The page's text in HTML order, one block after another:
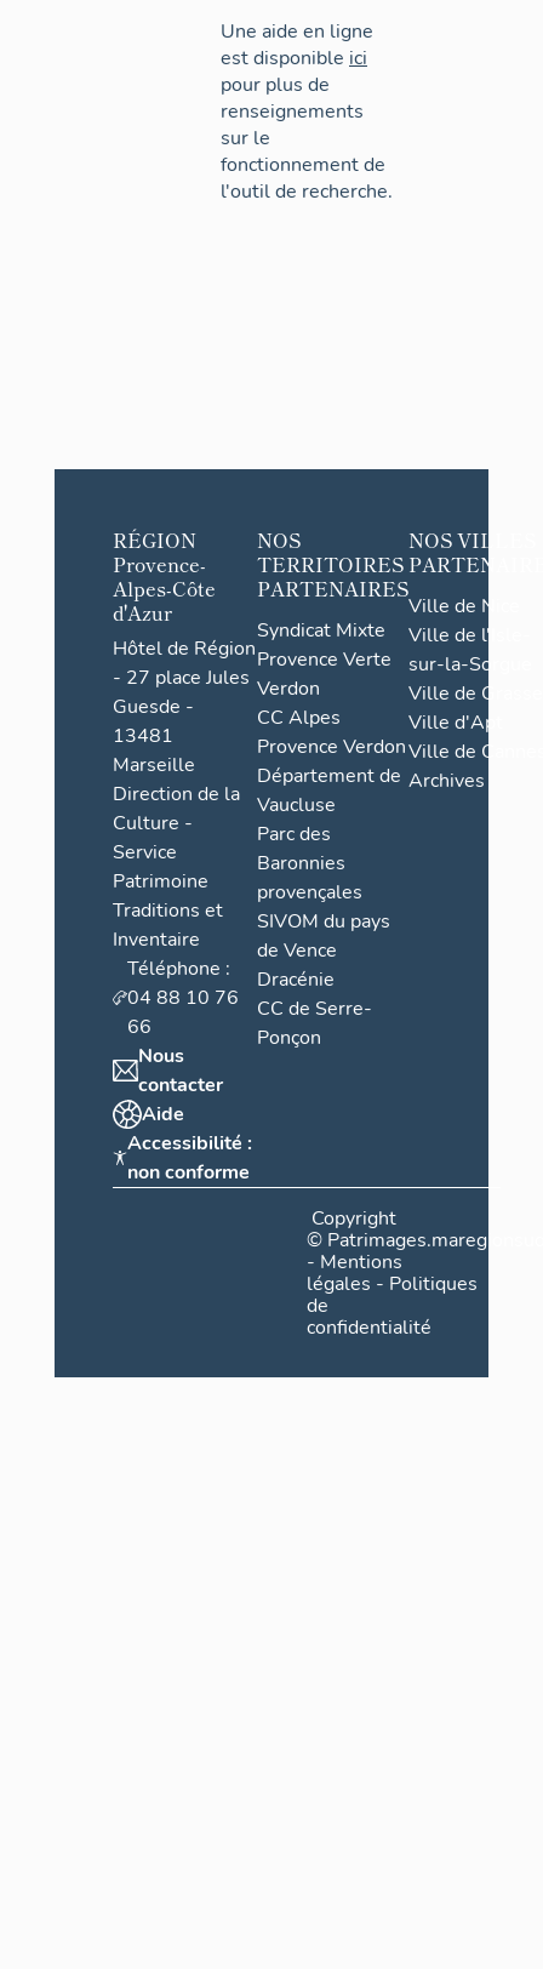
Une aide en ligne
est disponible ici
pour plus de
renseignements
sur le
fonctionnement de
l'outil de recherche.
RÉGION
Provence-
Alpes-Côte
d'Azur
Hôtel de Région
- 27 place Jules
Guesde -
13481
Marseille
Direction de la
Culture -
Service
Patrimoine
Traditions et
Inventaire
Téléphone :
04 88 10 76
66
Nous
contacter
Aide
Accessibilité :
non conforme
NOS
TERRITOIRES
PARTENAIRES
Syndicat Mixte
Provence Verte
Verdon
CC Alpes
Provence Verdon
Département de
Vaucluse
Parc des
Baronnies
provençales
SIVOM du pays
de Vence
Dracénie
CC de Serre-
Ponçon
NOS VILLES
Ville de Nice
Ville de l'Isle-
sur-la-Sorgue
Ville de Grasse
Ville d'Apt
Ville de
Archives
Copyright
©
- Mentions
légales - Politiques
de
confidentialité